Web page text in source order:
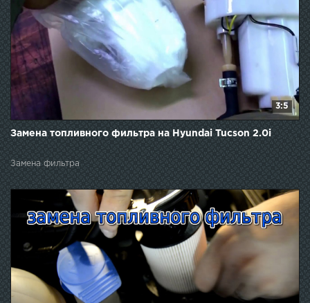
3:5
Замена топливного фильтра на Hyundai Tucson 2.0i
Замена фильтра